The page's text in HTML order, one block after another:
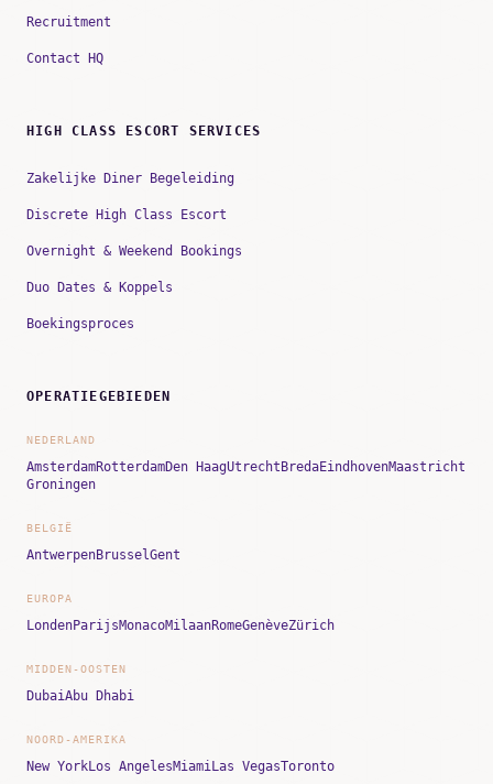
Recruitment
Contact HQ
HIGH CLASS ESCORT SERVICES
Zakelijke Diner Begeleiding
Discrete High Class Escort
Overnight & Weekend Bookings
Duo Dates & Koppels
Boekingsproces
OPERATIEGEBIEDEN
NEDERLAND
AmsterdamRotterdamDen HaagUtrecht BredaEindhovenMaastricht
Groningen
BELGIË
AntwerpenBrusselGent
EUROPA
LondenParijsMonacoMilaanRomeGenèveZürich
MIDDEN-OOSTEN
DubaiAbu Dhabi
NOORD-AMERIKA
New YorkLos AngelesMiamiLas VegasToronto